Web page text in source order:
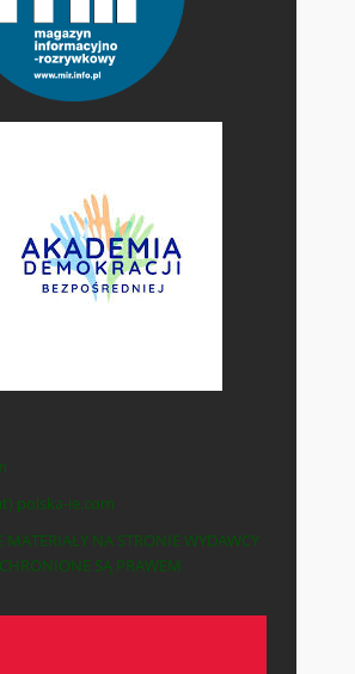
polska-ie.com
MATERIAŁY NA STRONIE WYDAWCY
SĄ PRAWEM